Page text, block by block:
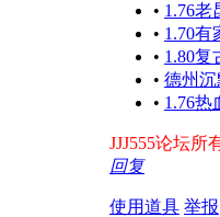
• 1.76
• 1.70
• 1.80复
• 德州
• 1.76热
JJJ555论坛所
回复
使用道具 举报